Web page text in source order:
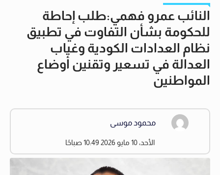
النائب عمرو فهمي:طلب إحاطة
للحكومة بشأن التفاوت في تطبيق
نظام العدادات الكودية وغياب
العدالة في تسعير وتقنين أوضاع
المواطنين
محمود موسى
الأحد، 10 مايو 2026 10:49 صباحًا